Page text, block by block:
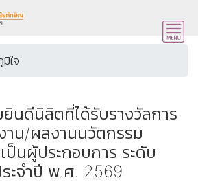
ใจ
นดีนิสิตที่ได้รับรางวัลการ
าน/ผลงานนวัตกรรม
ป็นผู้ประกอบการ ระดับ
จำปี พ.ศ. 2569